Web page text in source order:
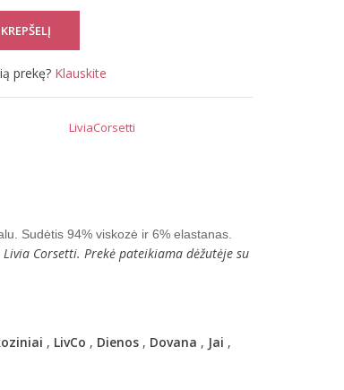
prekę? Klauskite
LiviaCorsetti
Sudėtis 94% viskozė ir 6% elastanas.
Corsetti. Prekė pateikiama dėžutėje su
, LivCo , Dienos, Dovana , Jai ,